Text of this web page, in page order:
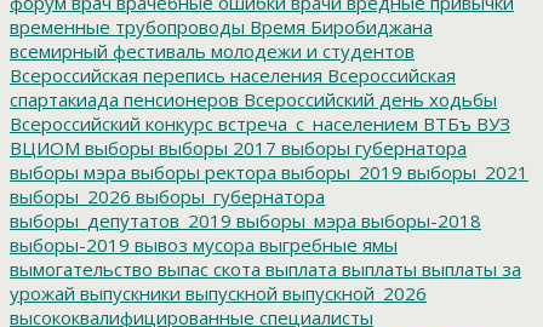
временные трубопроводы Время Биробиджана
всемирный фестиваль молодежи и студентов
Всероссийская перепись населения Всероссийская
спартакиада пенсионеров Всероссийский день ходьбы
Всероссийский конкурс встреча_с_населением ВТБъ ВУЗ
ВЦИОМ выборы выборы 2017 выборы губернатора
выборы мэра выборы ректора выборы_2019 выборы_2021
выборы_2026 выборы_губернатора
выборы_депутатов_2019 выборы_мэра выборы-2018
выборы-2019 вывоз мусора выгребные ямы
вымогательство выпас скота выплата выплаты выплаты за
урожай выпускники выпускной выпускной_2026
высококвалифицированные специалисты